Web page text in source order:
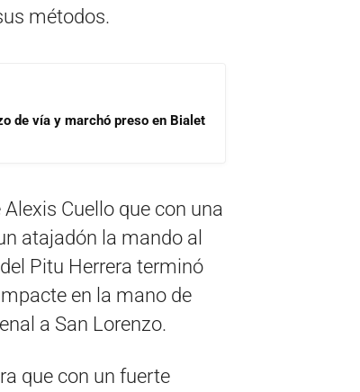
métodos.
de vía y marchó preso en Bialet
Cuello que con una
atajadón la mando al
Pitu Herrera terminó
en la mano de
a San Lorenzo.
que con un fuerte